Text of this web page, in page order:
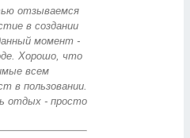
отзываемся
в создании
момент -
Хорошо, что
всем
в пользовании.
отдых - просто